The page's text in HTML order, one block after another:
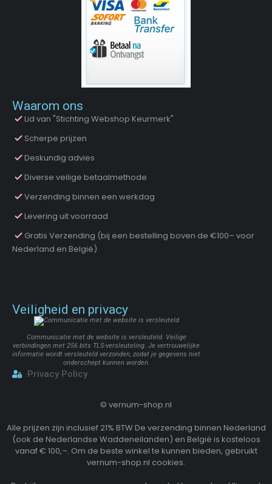
Waarom ons
Lid van "Stichting Webshop Keurmerk"
Scherpe prijzen
Deskundig advies
Diverse veilige betaalmethode
Verzending binnen een werkdag
Levering uit voorraad
Gratis Verzending (bij een bestelling boven de €100– voor
Nederland en België)
Veiligheid en privacy
Communicatie met de website is versleuteld. Veilige
verbindingen met 256 bits TLS-versleuteling. Je vertrouwelijke
informatie wordt versleuteld verzonden, zodat je gegevens niet
onderschept kunnen worden.
Privacy Policy
© vernum-shop.nl
Alle prijzen zijn inclusief 21% BTW De verzending binnen Nederland
(ook de Nederlandse Waddeneilanden) en België is kosteloos
vanaf € 100,–. Om de beste winkel te kunnen bieden, gebruikt
vernum-shop.nl cookies.